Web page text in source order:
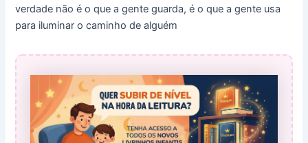
verdade não é o que a gente guarda, é o que a gente usa
para iluminar o caminho de alguém